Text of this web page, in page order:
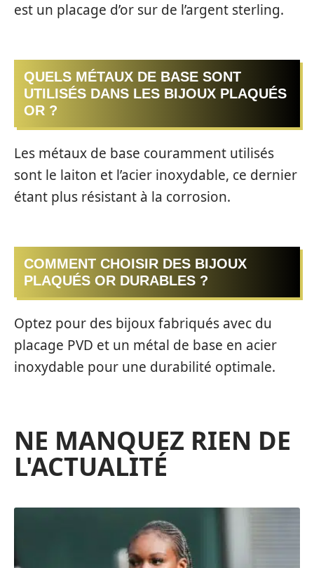
est un placage d’or sur de l’argent sterling.
QUELS MÉTAUX DE BASE SONT
UTILISÉS DANS LES BIJOUX PLAQUÉS
OR ?
Les métaux de base couramment utilisés
sont le laiton et l’acier inoxydable, ce dernier
étant plus résistant à la corrosion.
COMMENT CHOISIR DES BIJOUX
PLAQUÉS OR DURABLES ?
Optez pour des bijoux fabriqués avec du
placage PVD et un métal de base en acier
inoxydable pour une durabilité optimale.
NE MANQUEZ RIEN DE
L'ACTUALITÉ